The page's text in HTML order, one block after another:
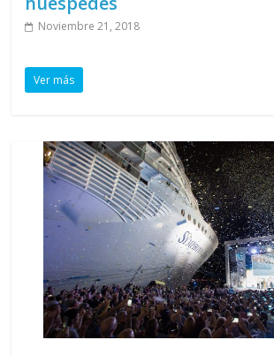
Noviembre 21, 2018
Ver más